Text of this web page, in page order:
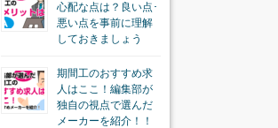
心配な点は？良い点･
悪い点を事前に理解
しておきましょう
期間工のおすすめ求
人はここ！編集部が
独自の視点で選んだ
メーカーを紹介！！